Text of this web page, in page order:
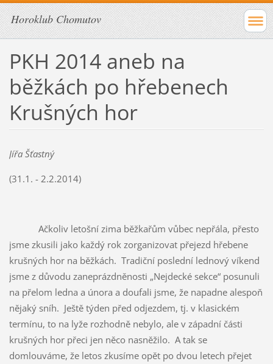
Horoklub Chomutov
PKH 2014 aneb na
běžkách po hřebenech
Krušných hor
Jířa Šťastný
(31.1. - 2.2.2014)
Ačkoliv letošní zima běžkařům vůbec nepřála, přesto
jsme zkusili jako každý rok zorganizovat přejezd hřebene
krušných hor na běžkách. Tradiční poslední lednový víkend
jsme z důvodu zaneprázdněnosti „Nejdecké sekce“ posunuli
na přelom ledna a února a doufali jsme, že napadne alespoň
nějaký sníh. Ještě týden před odjezdem, tj. v klasickém
termínu, to na lyže rozhodně nebylo, ale v západní části
krušných hor přeci jen něco nasněžilo. A tak se
domlouváme, že letos zkusíme opět po dvou letech přejet